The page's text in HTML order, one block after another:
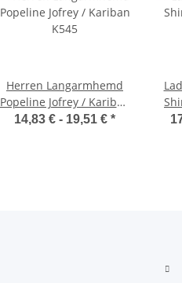
Herren Langarmhemd
Popeline Jofrey / Kariban
K545
14,83 € - 19,51 € *